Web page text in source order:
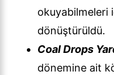
okuyabilmeleri
dönüştürüldü.
Coal Drops
dönemine ait